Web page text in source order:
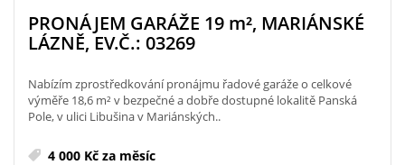
PRONÁJEM GARÁŽE 19 m², MARIÁNSKÉ
LÁZNĚ, EV.Č.: 03269
Nabízím zprostředkování pronájmu řadové garáže o celkové
výměře 18,6 m² v bezpečné a dobře dostupné lokalitě Panská
Pole, v ulici Libušina v Mariánských..
4 000 Kč za měsíc